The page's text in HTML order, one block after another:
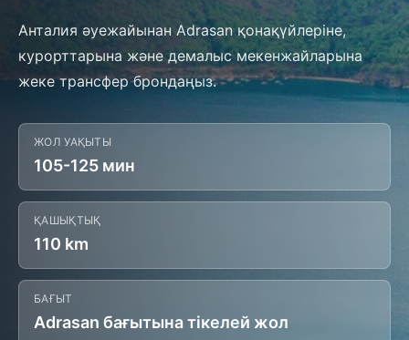
Анталия әуежайынан Adrasan қонақүйлеріне,
курорттарына және демалыс мекенжайларына
жеке трансфер брондаңыз.
ЖОЛ УАҚЫТЫ
105-125 мин
ҚАШЫҚТЫҚ
110 km
БАҒЫТ
Adrasan бағытына тікелей жол